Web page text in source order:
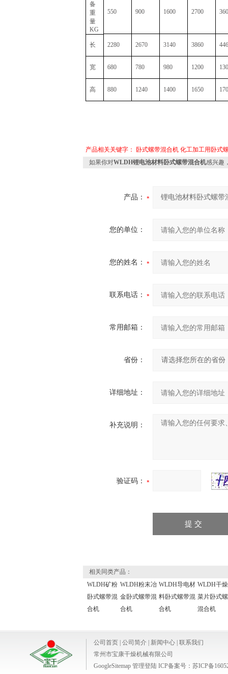
备
重
量
KG
550 900 1600 2700
长 2280 2670 3140 3860
宽 680 780 980 1200
高 880 1240 1400 1650
产品相关关键字： 卧式螺带混合机 化工加工用卧式
如果你对WLDH锂电池材料卧式螺带混合机感兴趣
产品：
您的单位：
您的姓名：
联系电话：
常用邮箱：
省份：
详细地址：
补充说明：
验证码：
相关同类产品：
WLDH矿粉
卧式螺带混
合机
WLDH粉末冶
金卧式螺带混
合机
WLDH导电材
料卧式螺带混
合机
WLDH干
菜片卧式
混合机
公司首页 公司简介 新闻中心 联系我们
常州市宝康干燥机械有限公司
GoogleSitemap 管理登陆 ICP备案号： 苏ICP备